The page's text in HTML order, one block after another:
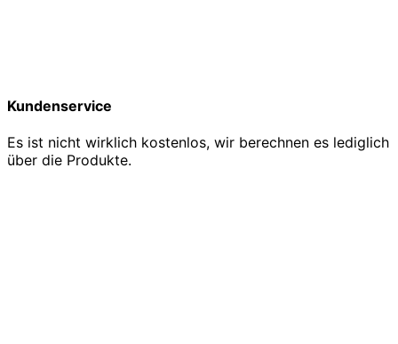
Kundenservice
Es ist nicht wirklich kostenlos, wir berechnen es lediglich
über die Produkte.